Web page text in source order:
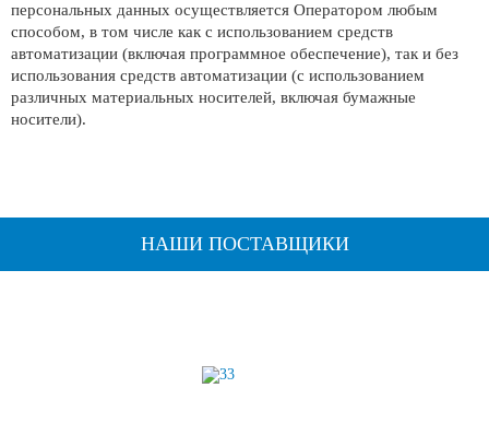
персональных данных осуществляется Оператором любым
способом, в том числе как с использованием средств
автоматизации (включая программное обеспечение), так и без
использования средств автоматизации (с использованием
различных материальных носителей, включая бумажные
носители).
НАШИ ПОСТАВЩИКИ